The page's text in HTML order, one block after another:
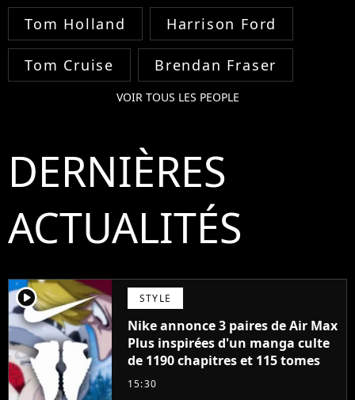
Tom Holland Harrison Ford
Tom Cruise Brendan Fraser
VOIR TOUS LES PEOPLE
DERNIÈRES
ACTUALITÉS
player2 STYLE
Nike annonce 3 paires de Air Max
Plus inspirées d'un manga culte
de 1190 chapitres et 115 tomes
15:30